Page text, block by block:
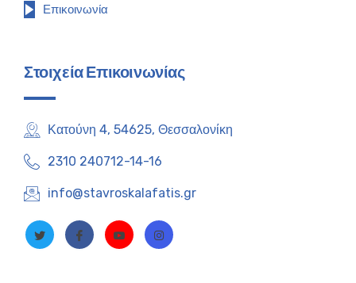
Επικοινωνία
Στοιχεία Επικοινωνίας
Κατούνη 4, 54625, Θεσσαλονίκη
2310 240712-14-16
info@stavroskalafatis.gr